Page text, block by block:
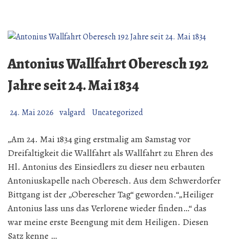
und
Herkunft
Antonius Wallfahrt Oberesch 192
Jahre seit 24. Mai 1834
24. Mai 2026 valgard Uncategorized
„Am 24. Mai 1834 ging erstmalig am Samstag vor
Dreifaltigkeit die Wallfahrt als Wallfahrt zu Ehren des
Hl. Antonius des Einsiedlers zu dieser neu erbauten
Antoniuskapelle nach Oberesch. Aus dem Schwerdorfer
Bittgang ist der „Oberescher Tag“ geworden.“„Heiliger
Antonius lass uns das Verlorene wieder finden…“ das
war meine erste Beengung mit dem Heiligen. Diesen
Satz kenne …